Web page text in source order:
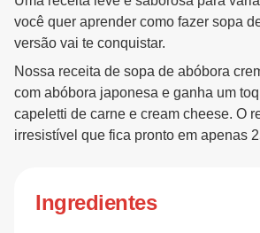
você quer aprender como fazer sopa
versão vai te conquistar.
Nossa receita de sopa de abóbora
com abóbora japonesa e ganha um
capeletti de carne e cream cheese. O
irresistível que fica pronto em apenas
Ingredientes